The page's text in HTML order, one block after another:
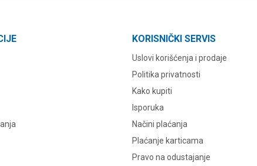
KORISNIČKI SERVIS
Uslovi korišćenja i prodaje
Politika privatnosti
Kako kupiti
Isporuka
Načini plaćanja
Plaćanje karticama
Pravo na odustajanje